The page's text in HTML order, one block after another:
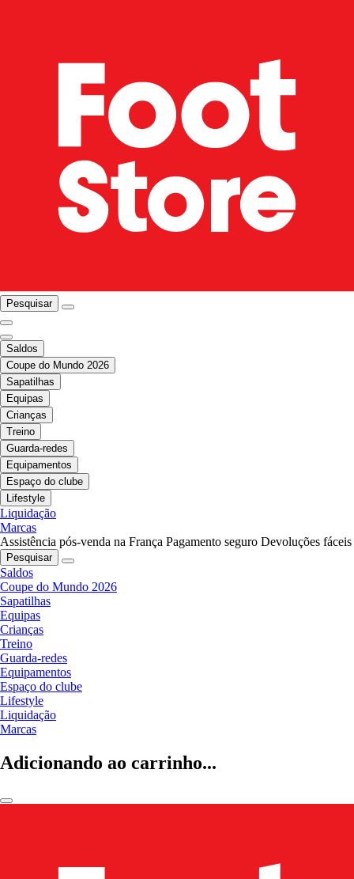
Pesquisar
Saldos
Coupe do Mundo 2026
Sapatilhas
Equipas
Crianças
Treino
Guarda-redes
Equipamentos
Espaço do clube
Lifestyle
Liquidação
Marcas
Assistência pós-venda na França Pagamento seguro Devoluções fáceis
Pesquisar
Saldos
Coupe do Mundo 2026
Sapatilhas
Equipas
Crianças
Treino
Guarda-redes
Equipamentos
Espaço do clube
Lifestyle
Liquidação
Marcas
Adicionando ao carrinho...